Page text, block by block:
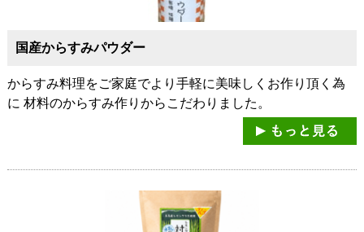
国産からすみパウダー
からすみ料理をご家庭でより手軽に美味しくお作り頂く為
に 材料のからすみ作りからこだわりました。